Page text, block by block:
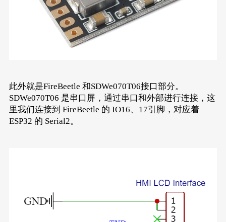
此外就是FireBeetle 和SDWe070T06接口部分。
SDWe070T06 是串口屏，通过串口和外部进行连接，这
里我们连接到 FireBeetle 的 IO16、17引脚，对应着
ESP32 的 Serial2。